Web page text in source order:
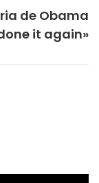
de Obama
it again»